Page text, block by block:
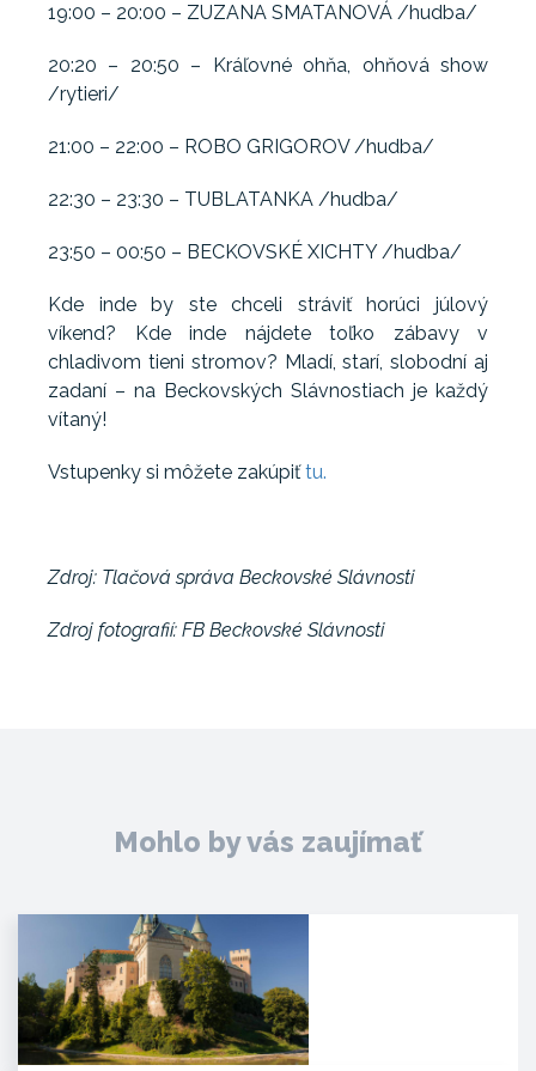
19:00 – 20:00 – ZUZANA SMATANOVÁ /hudba/
20:20 – 20:50 – Kráľovné ohňa, ohňová show
/rytieri/
21:00 – 22:00 – ROBO GRIGOROV /hudba/
22:30 – 23:30 – TUBLATANKA /hudba/
23:50 – 00:50 – BECKOVSKÉ XICHTY /hudba/
Kde inde by ste chceli stráviť horúci júlový
víkend? Kde inde nájdete toľko zábavy v
chladivom tieni stromov? Mladí, starí, slobodní aj
zadaní – na Beckovských Slávnostiach je každý
vítaný!
Vstupenky si môžete zakúpiťtu.
Zdroj: Tlačová správa Beckovské Slávnosti
Zdroj fotografií: FB Beckovské Slávnosti
Mohlo by vás zaujímať